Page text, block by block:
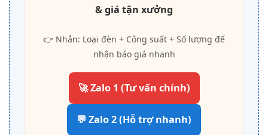
& giá tận xưởng
👉 Nhắn: Loại đèn + Công suất + Số lượng để
nhận báo giá nhanh
🚀 Zalo 1 (Tư vấn chính)
💬 Zalo 2 (Hỗ trợ nhanh)